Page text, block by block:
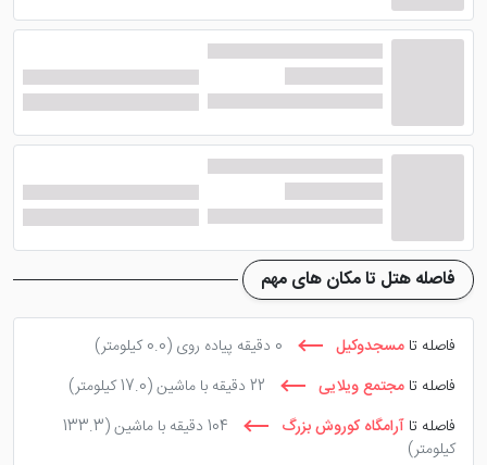
فاصله هتل تا مکان های مهم
فاصله تا مسجدوکیل 0 دقیقه پیاده روی
(0.0 کیلومتر)
فاصله تا مجتمع ویلایی 22 دقیقه با ماشین
(17.0 کیلومتر)
فاصله تا آرامگاه کوروش بزرگ 104 دقیقه با ماشین
(133.3
کیلومتر)